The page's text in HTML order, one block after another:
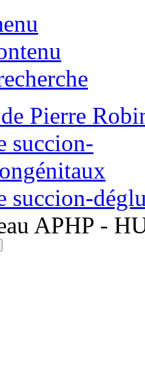
succion-
APHP -